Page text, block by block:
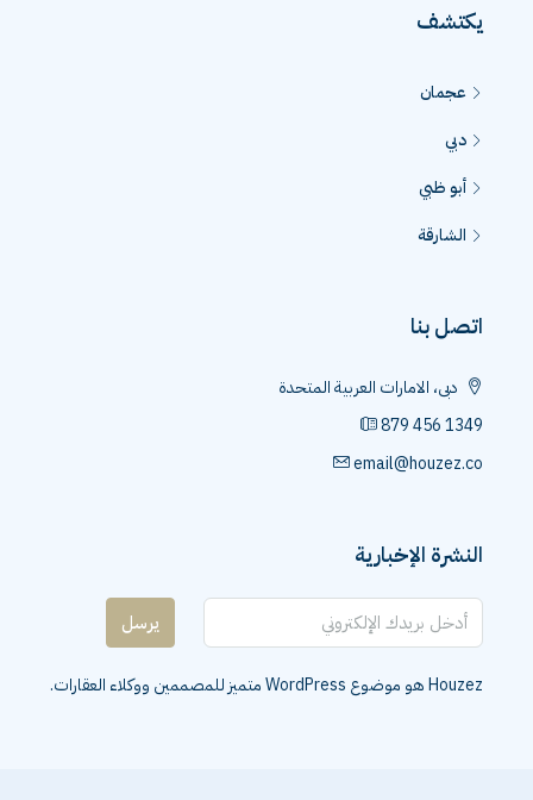
يكتشف
عجمان
دبي
أبو ظبي
الشارقة
اتصل بنا
دبى، الامارات العربية المتحدة
879 456 1349
email@houzez.co
النشرة الإخبارية
يرسل
Houzez هو موضوع WordPress متميز للمصممين ووكلاء العقارات.